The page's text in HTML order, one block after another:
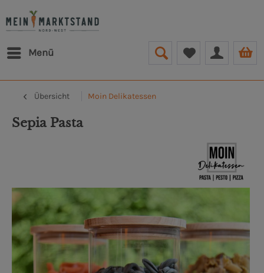
Menü
Übersicht Moin Delikatessen
Sepia Pasta